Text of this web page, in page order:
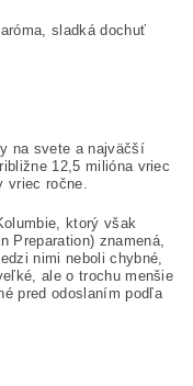
sladká dochuť
na svete a najväčší
12,5 milióna vriec
vriec ročne.
ktorý však
Preparation) znamená,
nimi neboli chybné,
ale o trochu menšie
pred odoslaním podľa